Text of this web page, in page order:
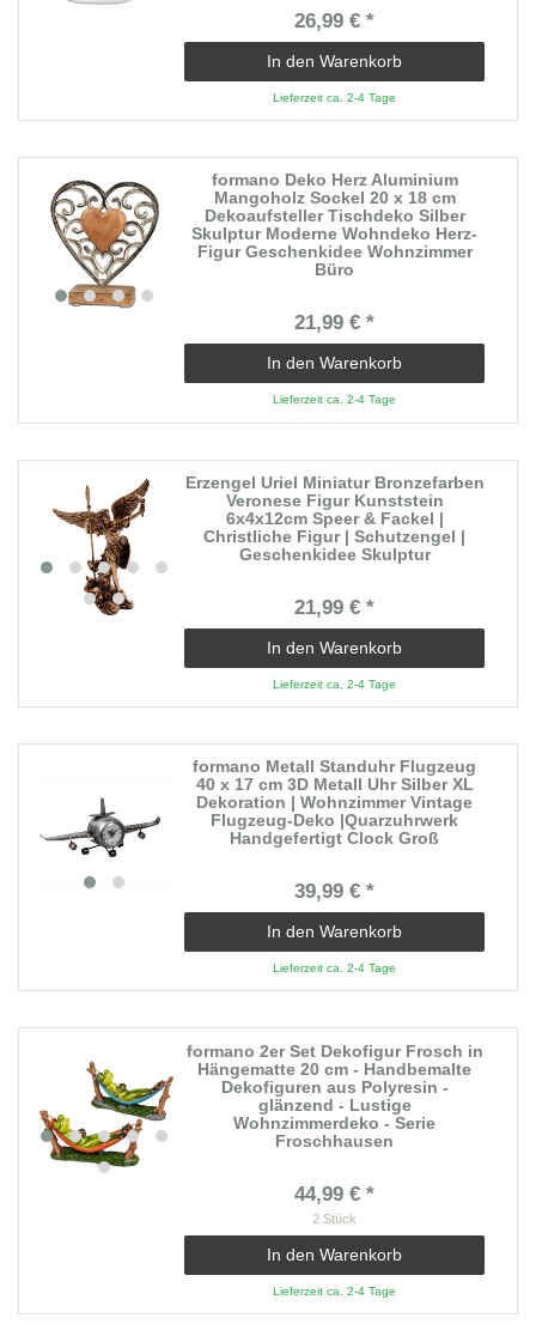
26,99 € *
In den Warenkorb
Lieferzeit ca. 2-4 Tage
formano Deko Herz Aluminium
Mangoholz Sockel 20 x 18 cm
Dekoaufsteller Tischdeko Silber
Skulptur Moderne Wohndeko Herz-
Figur Geschenkidee Wohnzimmer
Büro
21,99 € *
In den Warenkorb
Lieferzeit ca. 2-4 Tage
Erzengel Uriel Miniatur Bronzefarben
Veronese Figur Kunststein
6x4x12cm Speer & Fackel |
Christliche Figur | Schutzengel |
Geschenkidee Skulptur
21,99 € *
In den Warenkorb
Lieferzeit ca. 2-4 Tage
formano Metall Standuhr Flugzeug
40 x 17 cm 3D Metall Uhr Silber XL
Dekoration | Wohnzimmer Vintage
Flugzeug-Deko |Quarzuhrwerk
Handgefertigt Clock Groß
39,99 € *
In den Warenkorb
Lieferzeit ca. 2-4 Tage
formano 2er Set Dekofigur Frosch in
Hängematte 20 cm - Handbemalte
Dekofiguren aus Polyresin -
glänzend - Lustige
Wohnzimmerdeko - Serie
Froschhausen
44,99 € *
2 Stück
In den Warenkorb
Lieferzeit ca. 2-4 Tage